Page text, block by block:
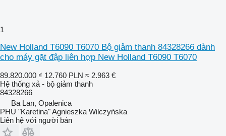
1
New Holland T6090 T6070 Bộ giảm thanh 84328266 dành
cho máy gặt đập liên hợp New Holland T6090 T6070
89.820.000 ₫ 12.760 PLN ≈ 2.963 €
Hệ thống xả - bộ giảm thanh
84328266
Ba Lan, Opalenica
PHU "Karetina" Agnieszka Wilczyńska
Liên hệ với người bán